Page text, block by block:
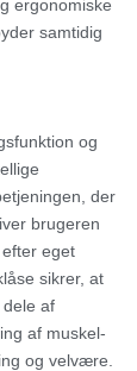
ergonomiske
samtidig
og
der
brugeren
eget
sikrer, at
af
af muskel-
og velvære.